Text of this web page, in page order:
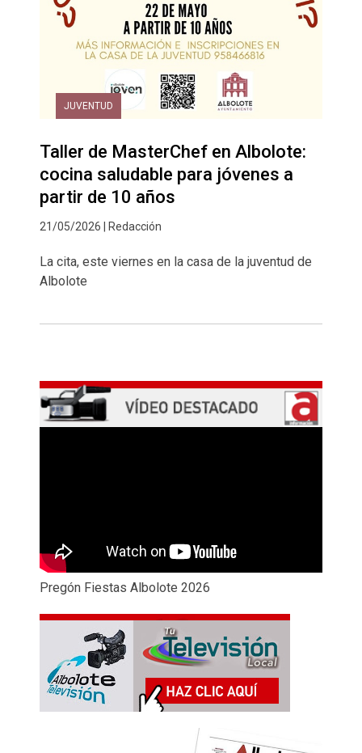
JUVENTUD
Taller de MasterChef en Albolote:
cocina saludable para jóvenes a
partir de 10 años
21/05/2026 | Redacción
La cita, este viernes en la casa de la juventud de
Albolote
Pregón Fiestas Albolote 2026